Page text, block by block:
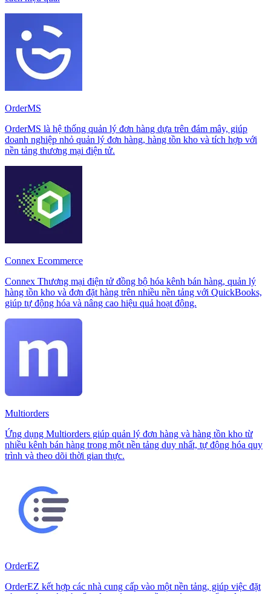
OrderMS
OrderMS là hệ thống quản lý đơn hàng dựa trên đám mây, giúp
doanh nghiệp nhỏ quản lý đơn hàng, hàng tồn kho và tích hợp với
nền tảng thương mại điện tử.
Connex Ecommerce
Connex Thương mại điện tử đồng bộ hóa kênh bán hàng, quản lý
hàng tồn kho và đơn đặt hàng trên nhiều nền tảng với QuickBooks,
giúp tự động hóa và nâng cao hiệu quả hoạt động.
Multiorders
Ứng dụng Multiorders giúp quản lý đơn hàng và hàng tồn kho từ
nhiều kênh bán hàng trong một nền tảng duy nhất, tự động hóa quy
trình và theo dõi thời gian thực.
OrderEZ
OrderEZ kết hợp các nhà cung cấp vào một nền tảng, giúp việc đặt